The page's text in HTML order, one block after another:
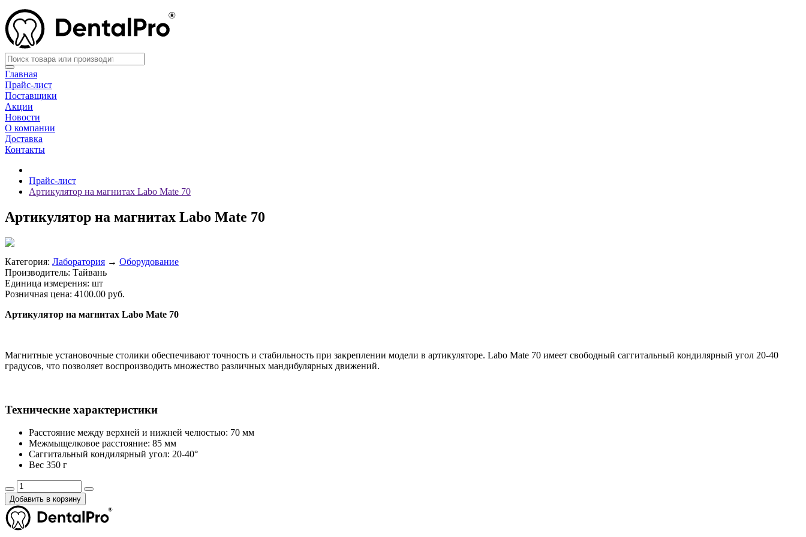
Главная
Прайс-лист
Поставщики
Акции
Новости
О компании
Доставка
Контакты
Прайс-лист
Артикулятор на магнитах Labo Mate 70
Артикулятор на магнитах Labo Mate 70
Категория: Лаборатория → Оборудование
Производитель: Тайвань
Единица измерения: шт
Розничная цена: 4100.00 руб.
Артикулятор на магнитах Labo Mate 70
Магнитные установочные столики обеспечивают точность и стабильность при закреплении модели в артикуляторе. Labo Mate 70 имеет свободный саггитальный кондилярный угол 20-40
градусов, что позволяет воспроизводить множество различных мандибулярных движений.
Технические характеристики
Расстояние между верхней и нижней челюстью: 70 мм
Межмыщелковое расстояние: 85 мм
Саггитальный кондилярный угол: 20-40°
Вес 350 г
Добавить в корзину